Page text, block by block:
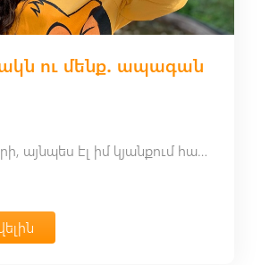
ու մենք․ ապագան
Ինչպես շատերի, այնպես էլ իմ կյանքում համավարակը թե՛ լավ և թե՛ վատ ազդեցություններ է ունեցել։